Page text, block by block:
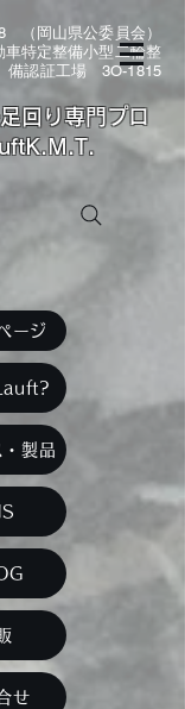
（岡山県公委員会）
特定整備小型二輪整
備認証工場 3O-1815
回り専門プロ
ージ
製品
せ